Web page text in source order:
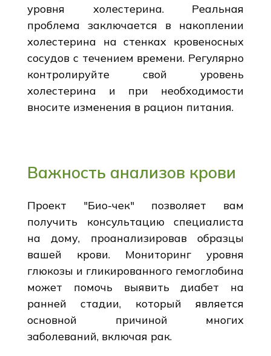
уровня холестерина. Реальная
проблема заключается в накоплении
холестерина на стенках кровеносных
сосудов с течением времени. Регулярно
контролируйте свой уровень
холестерина и при необходимости
вносите изменения в рацион питания.
Важность анализов крови
Проект "Био-чек" позволяет вам
получить консультацию специалиста
на дому, проанализировав образцы
вашей крови. Мониторинг уровня
глюкозы и гликированного гемоглобина
может помочь выявить диабет на
ранней стадии, который является
основной причиной многих
заболеваний, включая рак.